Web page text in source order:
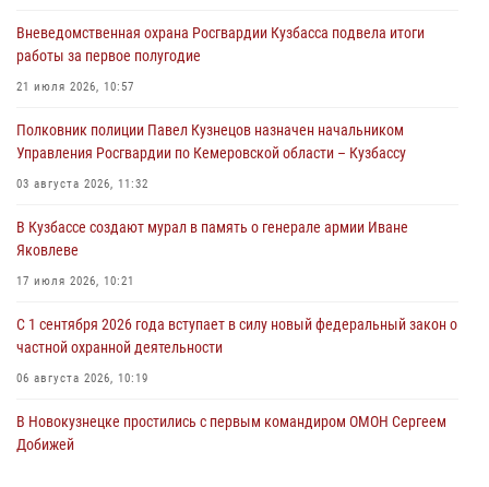
Росгвардейцы задержали предполагаемого виновника причинения
ножевого ранения кемеровчанину
06 августа 2026, 09:18
Росгвардейцы задержали мужчину, повредившего имущество
горожанки
06 августа 2026, 08:17
Росгвардейцы пресекли противоправные действия и защитили
новокузнечанку от агрессивного знакомого
06 августа 2026, 07:16
Вневедомственная охрана Росгвардии Кузбасса подвела итоги
работы за первое полугодие
21 июля 2026, 10:57
Полковник полиции Павел Кузнецов назначен начальником
Управления Росгвардии по Кемеровской области – Кузбассу
03 августа 2026, 11:32
В Кузбассе создают мурал в память о генерале армии Иване
Яковлеве
17 июля 2026, 10:21
С 1 сентября 2026 года вступает в силу новый федеральный закон о
частной охранной деятельности
06 августа 2026, 10:19
В Новокузнецке простились с первым командиром ОМОН Сергеем
Добижей